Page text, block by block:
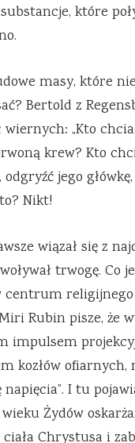
które
masy, które
Bertold z
„Kto
krew? Kto
odgryźć jego
Nikt!
wiązał się z
trwogę. Co
centrum
Rubin pisze, że
impulsem
kozłów ofiarnych,
I tu
Żydów
Chrystusa i